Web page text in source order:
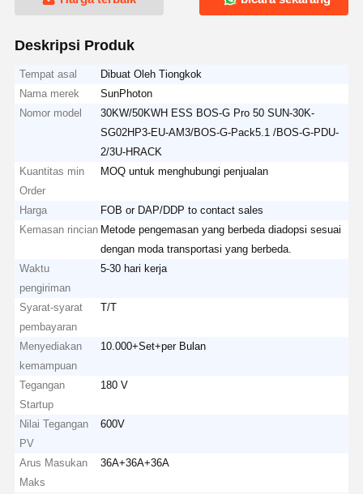
Deskripsi Produk
Tempat asal
Dibuat Oleh Tiongkok
Nama merek
SunPhoton
Nomor model
30KW/50KWH ESS BOS-G Pro 50 SUN-30K-
SG02HP3-EU-AM3/BOS-G-Pack5.1 /BOS-G-PDU-
2/3U-HRACK
Kuantitas min
Order
MOQ untuk menghubungi penjualan
Harga
FOB or DAP/DDP to contact sales
Kemasan rincian Metode pengemasan yang berbeda diadopsi sesuai
dengan moda transportasi yang berbeda.
Waktu
pengiriman
5-30 hari kerja
Syarat-syarat
pembayaran
T/T
Menyediakan
kemampuan
10.000+Set+per Bulan
Tegangan
Startup
180 V
Nilai Tegangan
PV
600V
Arus Masukan
Maks
36A+36A+36A